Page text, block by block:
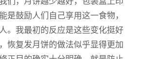
是鼓励人们自己享用这一食物，
。我最初的反应是这些变化挺好
恢复发月饼的做法似乎显得更加